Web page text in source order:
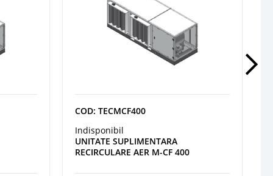
COD: TECMCF400
Indisponibil
UNITATE SUPLIMENTARA
RECIRCULARE AER M-CF 400